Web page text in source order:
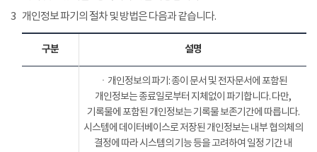
3 개인정보 파기의 절차 및 방법은 다음과 같습니다.
구분 설명
ㆍ개인정보의 파기: 종이 문서 및 전자문서에 포함된
개인정보는 종료일로부터 지체없이 파기합니다. 다만,
기록물에 포함된 개인정보는 기록물 보존기간에 따릅니다.
시스템에 데이터베이스로 저장된 개인정보는 내부 협의체의
결정에 따라 시스템의 기능 등을 고려하여 일정 기간 내